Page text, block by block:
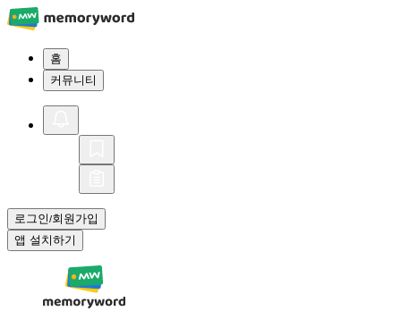
홈
커뮤니티
로그인/회원가입
앱 설치하기